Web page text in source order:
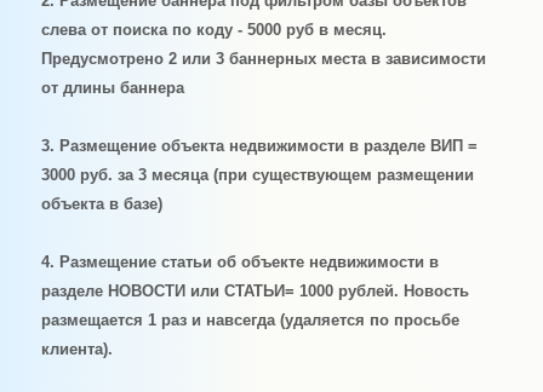
слева от поиска по коду - 5000 руб в месяц.
Предусмотрено 2 или 3 баннерных места в зависимости
от длины баннера
3. Размещение объекта недвижимости в разделе ВИП =
3000 руб. за 3 месяца (при существующем размещении
объекта в базе)
4. Размещение статьи об объекте недвижимости в
разделе НОВОСТИ или СТАТЬИ= 1000 рублей. Новость
размещается 1 раз и навсегда (удаляется по просьбе
клиента).